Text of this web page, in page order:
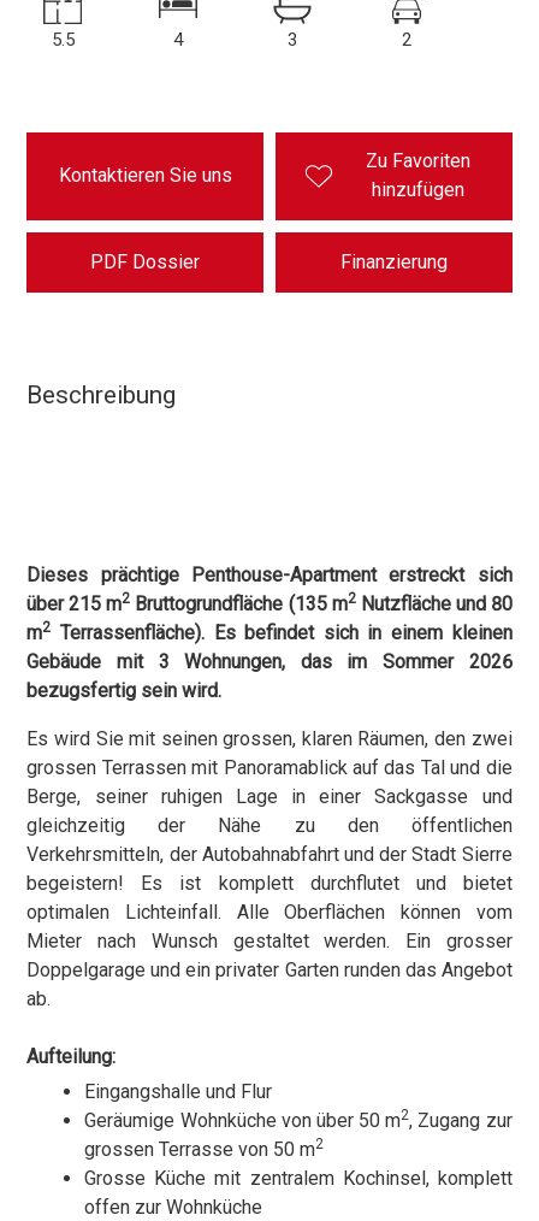
5.5 4 3 2
Kontaktieren Sie uns
Zu Favoriten
hinzufügen
PDF Dossier Finanzierung
Beschreibung
Dieses prächtige Penthouse-Apartment erstreckt sich
über 215 m2 Bruttogrundfläche (135 m2Nutzfläche und 80
m2 Terrassenfläche). Es befindet sich in einem kleinen
Gebäude mit 3 Wohnungen, das im Sommer 2026
bezugsfertig sein wird.
Es wird Sie mit seinen grossen, klaren Räumen, den zwei
grossen Terrassen mit Panoramablick auf das Tal und die
Berge, seiner ruhigen Lage in einer Sackgasse und
gleichzeitig der Nähe zu den öffentlichen
Verkehrsmitteln, der Autobahnabfahrt und der Stadt Sierre
begeistern! Es ist komplett durchflutet und bietet
optimalen Lichteinfall. Alle Oberflächen können vom
Mieter nach Wunsch gestaltet werden. Ein grosser
Doppelgarage und ein privater Garten runden das Angebot
ab.
Aufteilung:
Eingangshalle und Flur
Geräumige Wohnküche von über 50 m2, Zugang zur
grossen Terrasse von 50 m2
Grosse Küche mit zentralem Kochinsel, komplett
offen zur Wohnküche